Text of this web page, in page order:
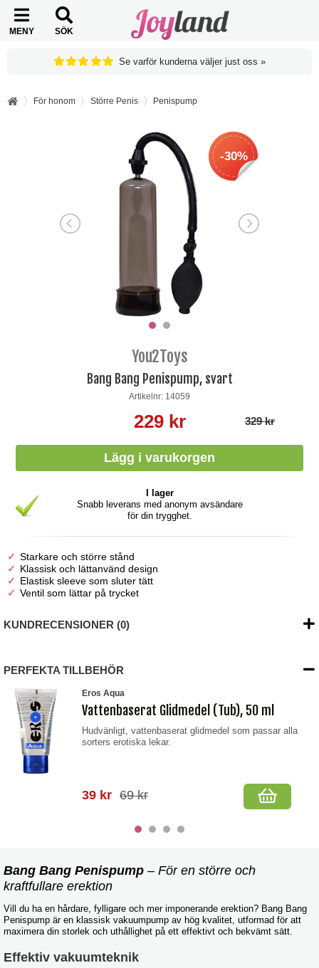
MENY SÖK
Se varför kunderna väljer just oss »
För honom Större Penis Penispump
-30%
You2Toys
Bang Bang Penispump, svart
Artikelnr: 14059
229 kr 329 kr
I lager
Snabb leverans med anonym avsändare
för din trygghet.
Starkare och större stånd
Klassisk och lättanvänd design
Elastisk sleeve som sluter tätt
Ventil som lättar på trycket
KUNDRECENSIONER (0)
PERFEKTA TILLBEHÖR
Eros Aqua
Vattenbaserat Glidmedel (Tub), 50 ml
Hudvänligt, vattenbaserat glidmedel som passar alla
sorters erotiska lekar.
39 kr 69 kr
Bang Bang Penispump – För en större och
kraftfullare erektion
Vill du ha en hårdare, fylligare och mer imponerande erektion? Bang Bang
Penispump är en klassisk vakuumpump av hög kvalitet, utformad för att
maximera din storlek och uthållighet på ett effektivt och bekvämt sätt.
Effektiv vakuumteknik